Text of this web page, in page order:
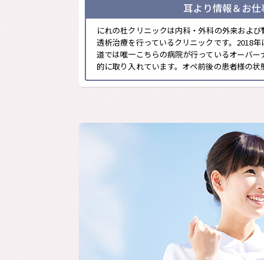
耳より情報＆お仕
にれの杜クリニックは内科・外科の外来およ
透析治療を行っているクリニックです。2018
道では唯一こちらの病院が行っているオーバ
的に取り入れています。オペ前後の患者様の状